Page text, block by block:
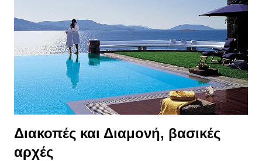
Διακοπές και Διαμονή, βασικές
αρχές